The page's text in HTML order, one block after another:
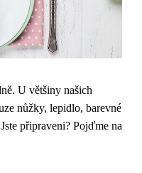
U většiny našich
nůžky, lepidlo, barevné
připraveni? Pojďme na